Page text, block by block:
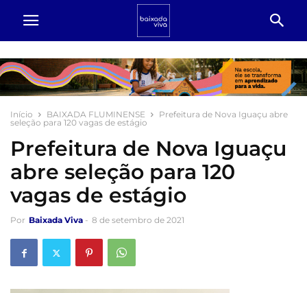
Início BAIXADA FLUMINENSE
Prefeitura de Nova Iguaçu abre
seleção para 120 vagas de estágio
Prefeitura de Nova Iguaçu
abre seleção para 120
vagas de estágio
Por Baixada Viva - 8 de setembro de 2021